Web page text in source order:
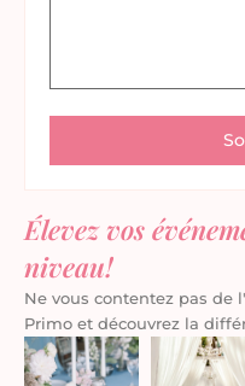
Élevez vos
niveau!
Ne vous contentez pas de
Primo et découvrez la